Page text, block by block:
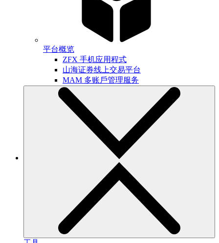
平台概览
ZFX 手机应用程式
山海证券线上交易平台
MAM 多账戶管理服务